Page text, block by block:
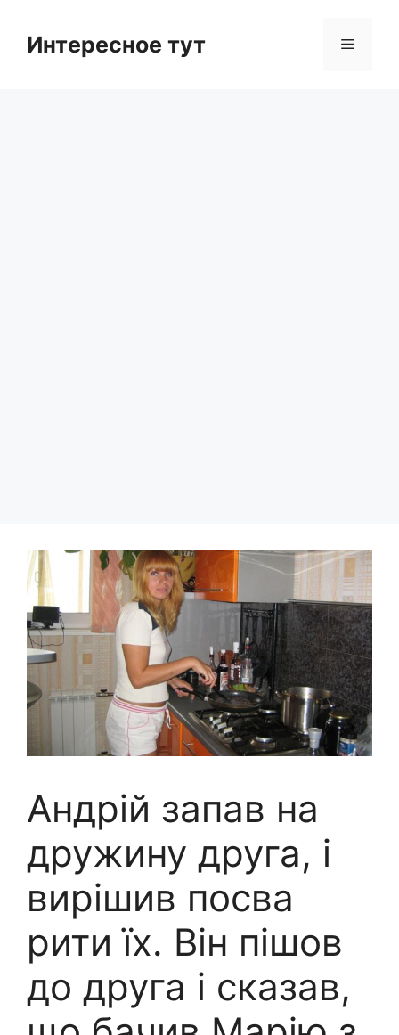
contentИнтересное тут Menu
Андрій запав на
дружину друга, і
вирішив посва
рити їх. Він пішов
до друга і сказав,